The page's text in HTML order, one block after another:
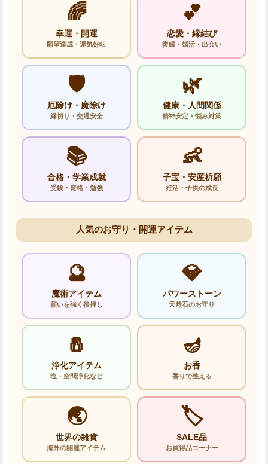
🌈
幸運・開運
願望達成・運気好転
💕
恋愛・縁結び
復縁・婚活・出会い
🛡️
厄除け・魔除け
縁切り・交通安全
🌿
健康・人間関係
精神安定・悩み対策
📚
合格・学業成就
受験・資格・勉強
👶
子宝・安産祈願
妊活・子供の成長
人気のお守り・開運アイテム
🔮
魔術アイテム
願いを強く後押し
💎
パワーストーン
天然石のお守り
🧂
浄化アイテム
塩・空間浄化など
🪔
お香
香りで整える
🌏
世界の雑貨
海外の開運アイテム
🏷️
SALE品
お買得品コーナー